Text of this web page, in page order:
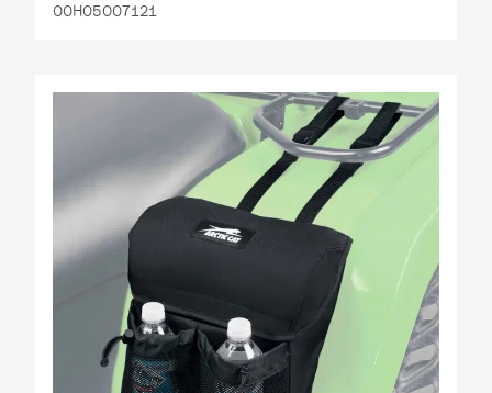
00H05007121